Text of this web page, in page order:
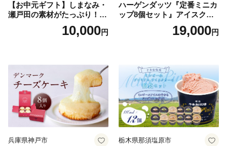
【お中元ギフト】しまなみ・
瀬戸田の素材がたっぷり！ジ
10,000円
ハーゲンダッツ『定番ミニカ
ップ8個セット』アイスクリ
ーム アイス スイーツ デザー
19,000円
兵庫県神戸市 栃木県那須塩原市